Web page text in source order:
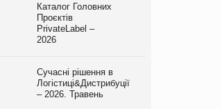
Каталог Головних
Проєктів
PrivateLabel –
2026
Сучасні рішення в
Логістиці&Дистрибуції
– 2026. Травень